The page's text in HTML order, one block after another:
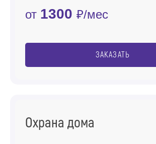
от 1300 ₽/мес
ЗАКАЗАТЬ
Охрана дома